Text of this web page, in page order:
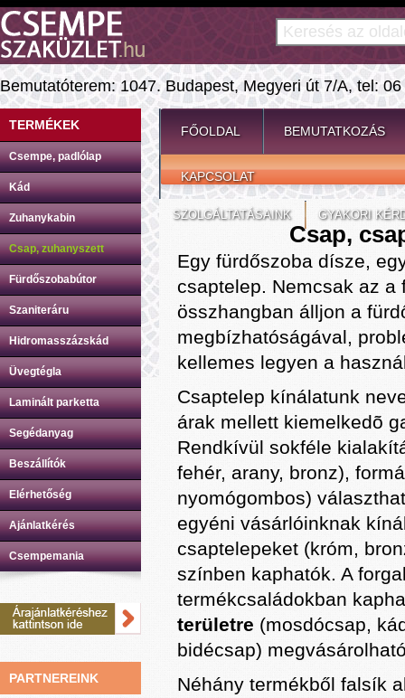
Bemutatóterem: 1047. Budapest, Megyeri út 7/A, tel:
FŐOLDAL BEMUTATKOZÁS
KAPCSOLAT
SZOLGÁLTATÁSAINK GYAKORI
TERMÉKEK
Csempe, padlólap
Kád
Zuhanykabin
Csap, zuhanyszett
Fürdőszobabútor
Szaniteráru
Hidromasszázskád
Üvegtégla
Laminált parketta
Segédanyag
Beszállítók
Elérhetőség
Ajánlatkérés
Csempemania
PARTNEREINK
Csap,
Egy fürdőszoba dísze,
csaptelep. Nemcsak az
összhangban álljon a
megbízhatóságával,
kellemes legyen a
Csaptelep kínálatunk
árak mellett kiemelkedõ
Rendkívül sokféle
fehér, arany, bronz),
nyomógombos)
egyéni vásárlóinknak
csaptelepeket (króm,
színben kaphatók. A
termékcsaládokban
területre (mosdócsap,
bidécsap)
Néhány termékből falsík